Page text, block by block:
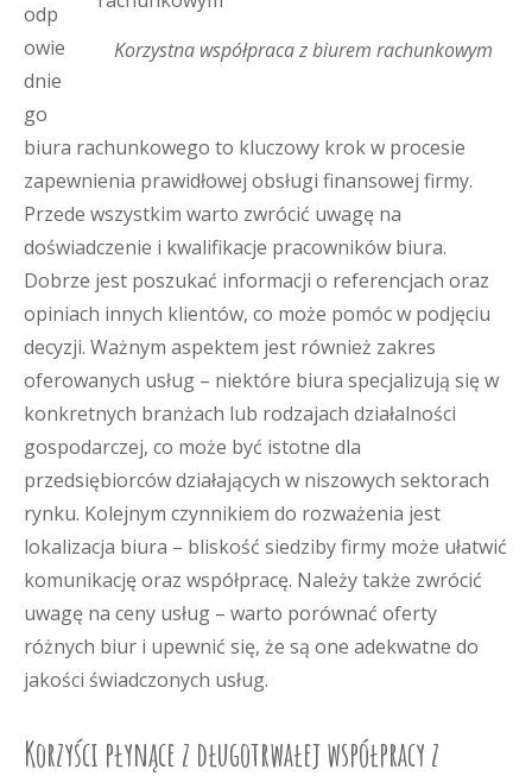
Korzystna współpraca z biurem rachunkowym
odp
owie
dnie
go
biura rachunkowego to kluczowy krok w procesie
zapewnienia prawidłowej obsługi finansowej firmy.
Przede wszystkim warto zwrócić uwagę na
doświadczenie i kwalifikacje pracowników biura.
Dobrze jest poszukać informacji o referencjach oraz
opiniach innych klientów, co może pomóc w podjęciu
decyzji. Ważnym aspektem jest również zakres
oferowanych usług – niektóre biura specjalizują się w
konkretnych branżach lub rodzajach działalności
gospodarczej, co może być istotne dla
przedsiębiorców działających w niszowych sektorach
rynku. Kolejnym czynnikiem do rozważenia jest
lokalizacja biura – bliskość siedziby firmy może ułatwić
komunikację oraz współpracę. Należy także zwrócić
uwagę na ceny usług – warto porównać oferty
różnych biur i upewnić się, że są one adekwatne do
jakości świadczonych usług.
Korzyści płynące z długotrwałej współpracy z